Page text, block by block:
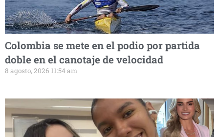
Colombia se mete en el podio por partida
doble en el canotaje de velocidad
8 agosto, 2026 11:54 am